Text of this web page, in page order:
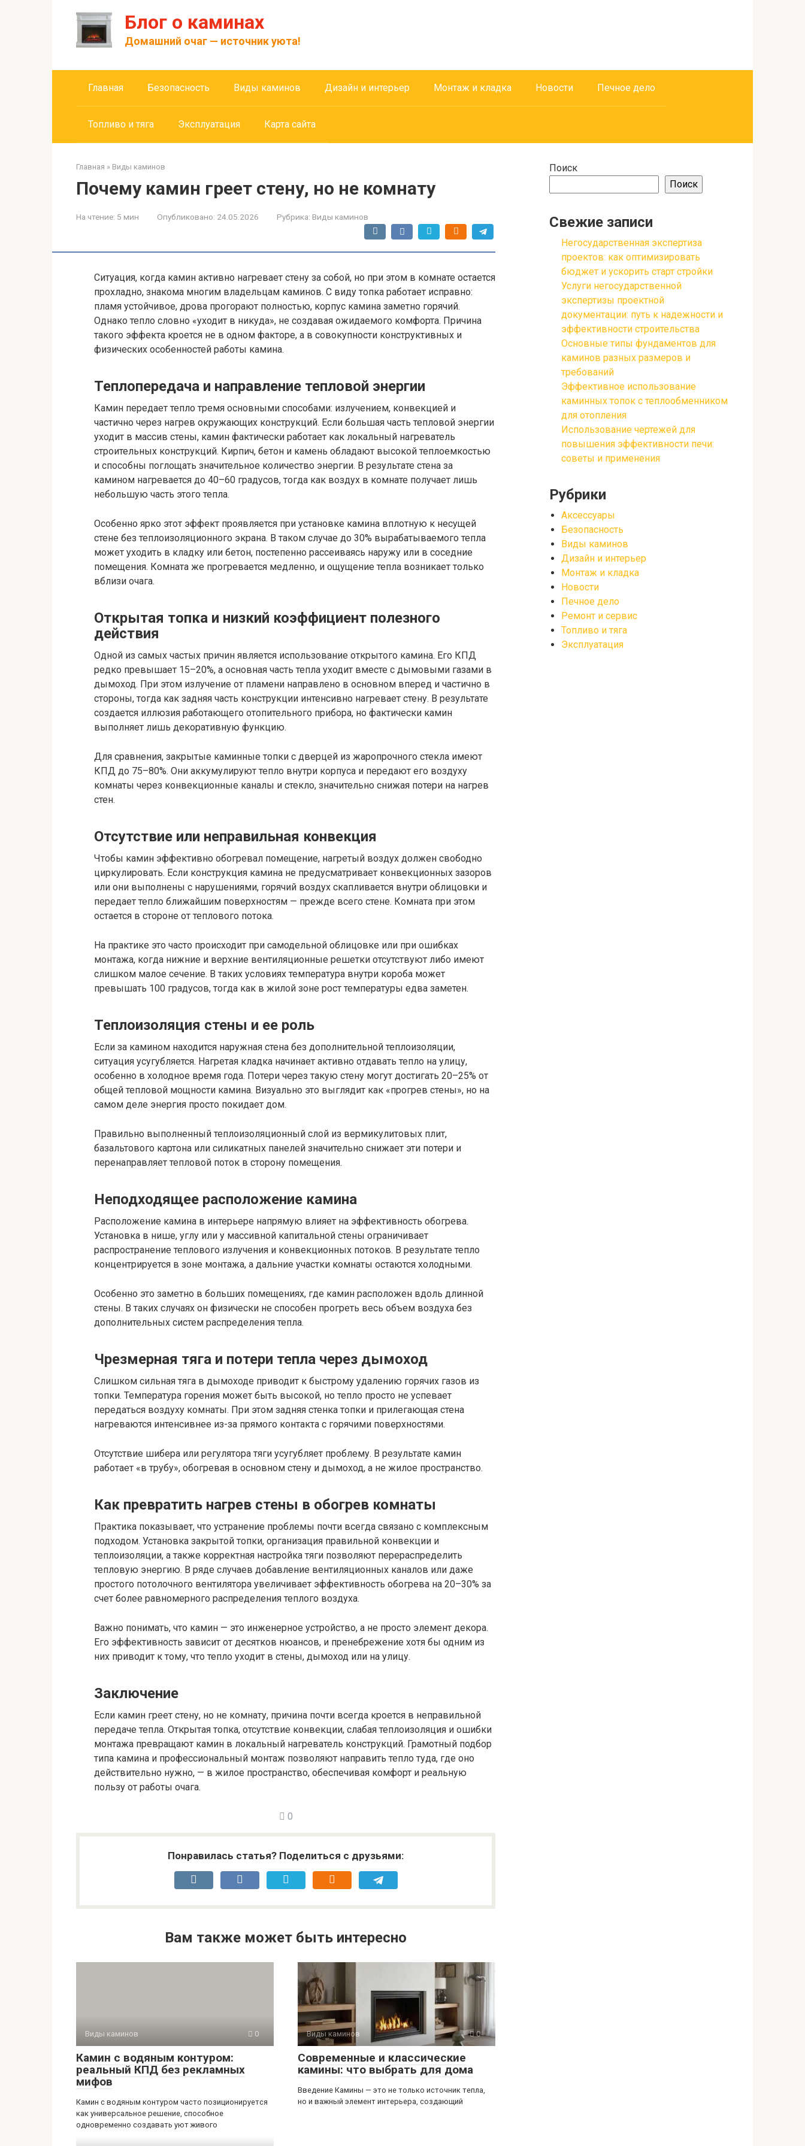
Блог о каминах
Домашний очаг — источник уюта!
Главная Безопасность Виды каминов Дизайн и интерьер Монтаж и кладка Новости Печное дело
Топливо и тяга Эксплуатация Карта сайта
Главная » Виды каминов
Почему камин греет стену, но не комнату
На чтение: 5 мин Опубликовано: 24.05.2026 Рубрика: Виды каминов
Ситуация, когда камин активно нагревает стену за собой, но при этом в комнате остается
прохладно, знакома многим владельцам каминов. С виду топка работает исправно:
пламя устойчивое, дрова прогорают полностью, корпус камина заметно горячий.
Однако тепло словно «уходит в никуда», не создавая ожидаемого комфорта. Причина
такого эффекта кроется не в одном факторе, а в совокупности конструктивных и
физических особенностей работы камина.
Теплопередача и направление тепловой энергии
Камин передает тепло тремя основными способами: излучением, конвекцией и
частично через нагрев окружающих конструкций. Если большая часть тепловой энергии
уходит в массив стены, камин фактически работает как локальный нагреватель
строительных конструкций. Кирпич, бетон и камень обладают высокой теплоемкостью
и способны поглощать значительное количество энергии. В результате стена за
камином нагревается до 40–60 градусов, тогда как воздух в комнате получает лишь
небольшую часть этого тепла.
Особенно ярко этот эффект проявляется при установке камина вплотную к несущей
стене без теплоизоляционного экрана. В таком случае до 30% вырабатываемого тепла
может уходить в кладку или бетон, постепенно рассеиваясь наружу или в соседние
помещения. Комната же прогревается медленно, и ощущение тепла возникает только
вблизи очага.
Открытая топка и низкий коэффициент полезного
действия
Одной из самых частых причин является использование открытого камина. Его КПД
редко превышает 15–20%, а основная часть тепла уходит вместе с дымовыми газами в
дымоход. При этом излучение от пламени направлено в основном вперед и частично в
стороны, тогда как задняя часть конструкции интенсивно нагревает стену. В результате
создается иллюзия работающего отопительного прибора, но фактически камин
выполняет лишь декоративную функцию.
Для сравнения, закрытые каминные топки с дверцей из жаропрочного стекла имеют
КПД до 75–80%. Они аккумулируют тепло внутри корпуса и передают его воздуху
комнаты через конвекционные каналы и стекло, значительно снижая потери на нагрев
стен.
Отсутствие или неправильная конвекция
Чтобы камин эффективно обогревал помещение, нагретый воздух должен свободно
циркулировать. Если конструкция камина не предусматривает конвекционных зазоров
или они выполнены с нарушениями, горячий воздух скапливается внутри облицовки и
передает тепло ближайшим поверхностям — прежде всего стене. Комната при этом
остается в стороне от теплового потока.
На практике это часто происходит при самодельной облицовке или при ошибках
монтажа, когда нижние и верхние вентиляционные решетки отсутствуют либо имеют
слишком малое сечение. В таких условиях температура внутри короба может
превышать 100 градусов, тогда как в жилой зоне рост температуры едва заметен.
Теплоизоляция стены и ее роль
Если за камином находится наружная стена без дополнительной теплоизоляции,
ситуация усугубляется. Нагретая кладка начинает активно отдавать тепло на улицу,
особенно в холодное время года. Потери через такую стену могут достигать 20–25% от
общей тепловой мощности камина. Визуально это выглядит как «прогрев стены», но на
самом деле энергия просто покидает дом.
Правильно выполненный теплоизоляционный слой из вермикулитовых плит,
базальтового картона или силикатных панелей значительно снижает эти потери и
перенаправляет тепловой поток в сторону помещения.
Неподходящее расположение камина
Расположение камина в интерьере напрямую влияет на эффективность обогрева.
Установка в нише, углу или у массивной капитальной стены ограничивает
распространение теплового излучения и конвекционных потоков. В результате тепло
концентрируется в зоне монтажа, а дальние участки комнаты остаются холодными.
Особенно это заметно в больших помещениях, где камин расположен вдоль длинной
стены. В таких случаях он физически не способен прогреть весь объем воздуха без
дополнительных систем распределения тепла.
Чрезмерная тяга и потери тепла через дымоход
Слишком сильная тяга в дымоходе приводит к быстрому удалению горячих газов из
топки. Температура горения может быть высокой, но тепло просто не успевает
передаться воздуху комнаты. При этом задняя стенка топки и прилегающая стена
нагреваются интенсивнее из-за прямого контакта с горячими поверхностями.
Отсутствие шибера или регулятора тяги усугубляет проблему. В результате камин
работает «в трубу», обогревая в основном стену и дымоход, а не жилое пространство.
Как превратить нагрев стены в обогрев комнаты
Практика показывает, что устранение проблемы почти всегда связано с комплексным
подходом. Установка закрытой топки, организация правильной конвекции и
теплоизоляции, а также корректная настройка тяги позволяют перераспределить
тепловую энергию. В ряде случаев добавление вентиляционных каналов или даже
простого потолочного вентилятора увеличивает эффективность обогрева на 20–30% за
счет более равномерного распределения теплого воздуха.
Важно понимать, что камин — это инженерное устройство, а не просто элемент декора.
Его эффективность зависит от десятков нюансов, и пренебрежение хотя бы одним из
них приводит к тому, что тепло уходит в стены, дымоход или на улицу.
Заключение
Если камин греет стену, но не комнату, причина почти всегда кроется в неправильной
передаче тепла. Открытая топка, отсутствие конвекции, слабая теплоизоляция и ошибки
монтажа превращают камин в локальный нагреватель конструкций. Грамотный подбор
типа камина и профессиональный монтаж позволяют направить тепло туда, где оно
действительно нужно, — в жилое пространство, обеспечивая комфорт и реальную
пользу от работы очага.
0
Понравилась статья? Поделиться с друзьями:
Вам также может быть интересно
Виды каминов 0
Камин с водяным контуром:
реальный КПД без рекламных
мифов
Камин с водяным контуром часто позиционируется
как универсальное решение, способное
одновременно создавать уют живого
Виды каминов 0
Современные и классические
камины: что выбрать для дома
Введение Камины — это не только источник тепла,
но и важный элемент интерьера, создающий
Поиск
Поиск
Свежие записи
Негосударственная экспертиза
проектов: как оптимизировать
бюджет и ускорить старт стройки
Услуги негосударственной
экспертизы проектной
документации: путь к надежности и
эффективности строительства
Основные типы фундаментов для
каминов разных размеров и
требований
Эффективное использование
каминных топок с теплообменником
для отопления
Использование чертежей для
повышения эффективности печи:
советы и применения
Рубрики
Аксессуары
Безопасность
Виды каминов
Дизайн и интерьер
Монтаж и кладка
Новости
Печное дело
Ремонт и сервис
Топливо и тяга
Эксплуатация